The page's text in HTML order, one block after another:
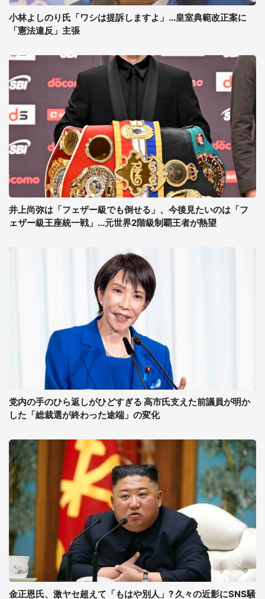
小林よしのり氏「ワシは提訴しますよ」...皇室典範改正案に
「憲法違反」主張
井上尚弥は「フェザー級でも倒せる」、今後見たいのは「フ
ェザー級王座統一戦」...元世界2階級制覇王者が熱望
党内の手のひら返しがひどすぎる 高市氏支えた前議員が明か
した「総裁選が終わった途端」の変化
金正恩氏、激ヤセ超えて「もはや別人」? 久々の近影にSNS騒